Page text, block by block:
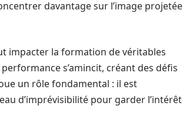
davantage sur l’image projetée
impacter la formation de véritables
s’amincit, créant des défis
un rôle fondamental : il est
d’imprévisibilité pour garder l’intérêt